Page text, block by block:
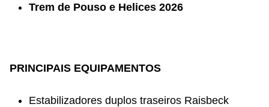
Trem de Pouso e Helices 2026
PRINCIPAIS EQUIPAMENTOS
Estabilizadores duplos traseiros Raisbeck